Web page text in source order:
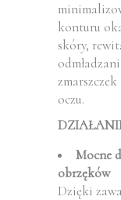
konturu
skóry,
oczu.
Mocne
obrzęków
Dzięki